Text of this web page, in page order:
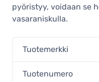
pyöristyy, voidaan se
vasaraniskulla.
Tuotemerkki
Tuotenumero